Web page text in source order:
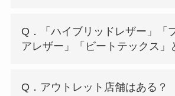
Q．「ハイブリッドレザー」「
アレザー」「ビートテックス」
Q．アウトレット店舗はある？